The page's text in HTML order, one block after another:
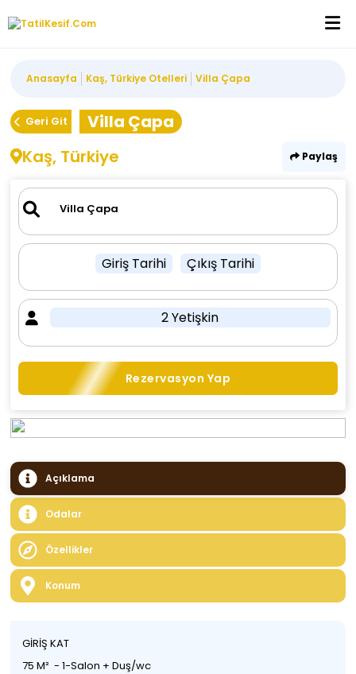
Anasayfa Kaş, Türkiye Otelleri Villa Çapa
Geri Git
Villa Çapa
Kaş, Türkiye
Paylaş
Giriş Tarihi Çıkış Tarihi
2 Yetişkin
Rezervasyon Yap
Açıklama
Odalar
Özellikler
Konum
GİRİŞ KAT
75 M² - 1-Salon + Duş/wc